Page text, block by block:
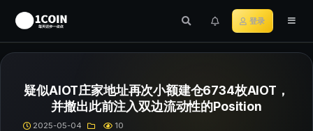
登录
疑似AIOT庄家地址再次小额建仓6734枚AIOT，
并撤出此前注入双边流动性的Position
2025-05-04 10